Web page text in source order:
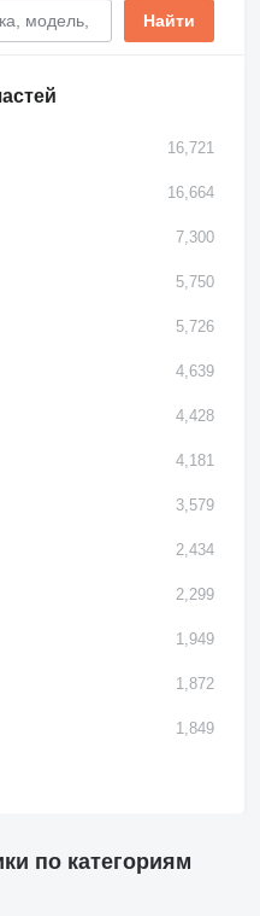
16,721
16,664
7,300
5,750
5,726
4,639
4,428
4,181
3,579
2,434
2,299
1,949
1,872
1,849
по категориям